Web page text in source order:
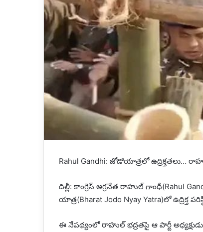
Rahul Gandhi: జోడోయాత్రలో ఉద్రిక్తతలు…
దిల్లీ: కాంగ్రెస్‌ అగ్రనేత రాహుల్‌ గాంధీ(Rahul
యాత్ర(Bharat Jodo Nyay Yatra)లో ఉద్రిక్త
ఈ నేపథ్యంలో రాహుల్ భద్రతపై ఆ పార్టీ అధ్యక్షుడు